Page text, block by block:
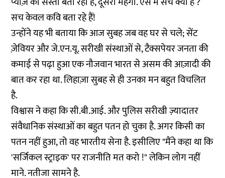
सच केवल कवि बता रहे हैं!
उन्होंने यह भी बताया कि आज सुबह जब वह घर से चले; सेंट
ज़ेवियर और जे.एन.यू. सरीखी संस्थाओं से, टैक्सपेयर जनता की
कमाई से पढ़ा हुआ एक नौजवान भारत से असम की आज़ादी की
बात कर रहा था. लिहाज़ा सुबह से ही उनका मन बहुत विचलित
है.
विश्वास ने कहा कि सी.बी.आई. और पुलिस सरीखी ज़्यादातर
संवैधानिक संस्थाओं का बहुत पतन हो चुका है. अगर किसी का
पतन नहीं हुआ, तो वह भारतीय सेना है. इसीलिए "मैंने कहा था कि
'सर्जिकल स्ट्राइक' पर राजनीति मत करो !" लेकिन लोग नहीं
माने. नतीजा सामने है.